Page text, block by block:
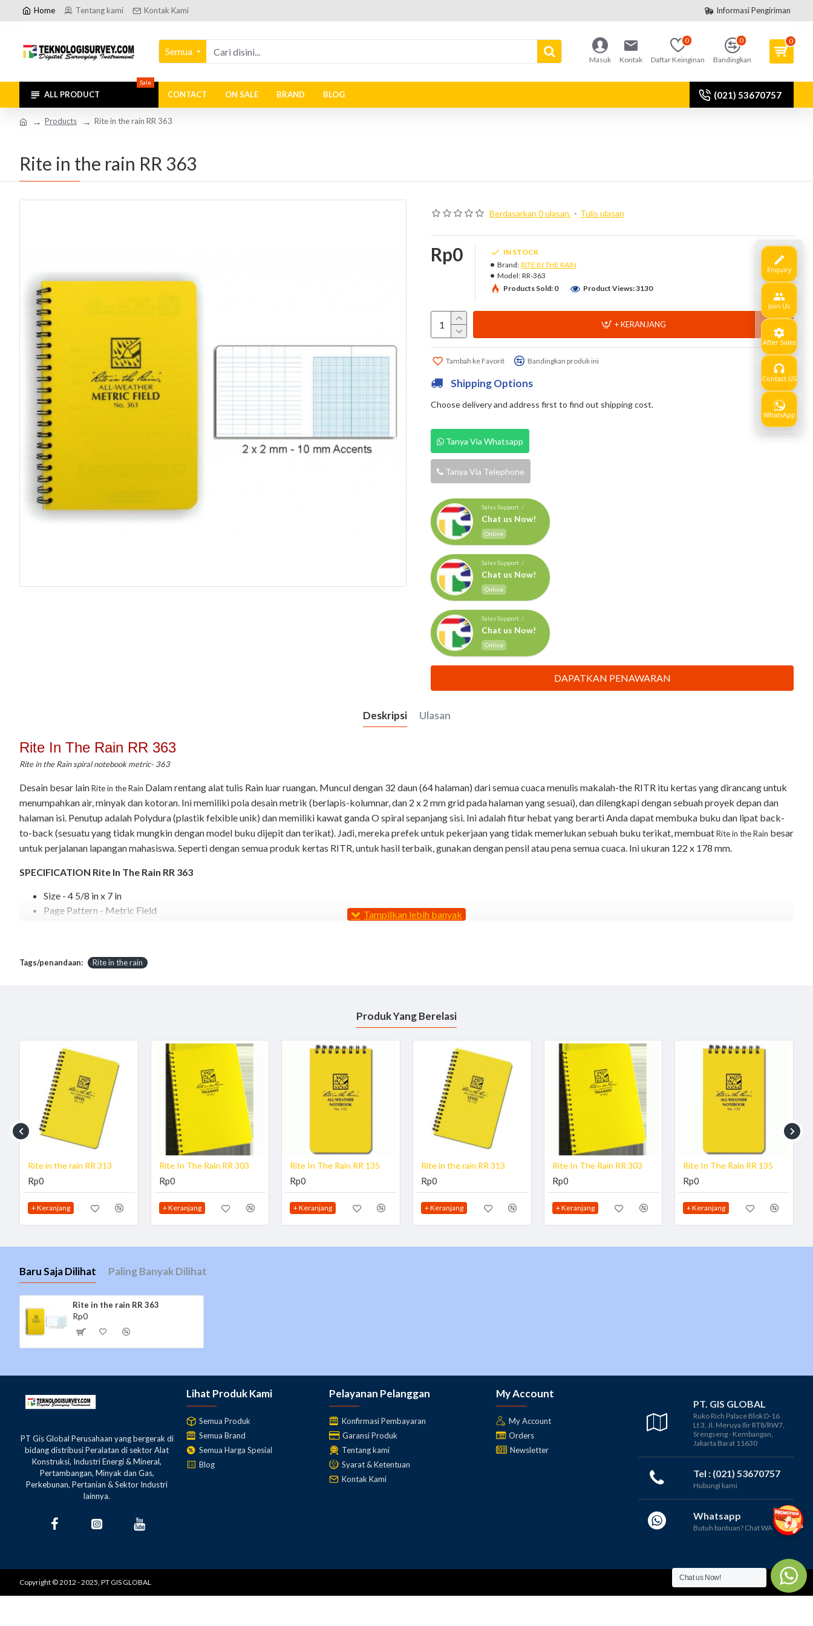
Home Tentang kami Kontak Kami Informasi Pengiriman
Semua
Masuk Kontak Daftar Keinginan
0
Bandingkan
0 0
ALL PRODUCT
Sale
CONTACT ON SALE BRAND BLOG (021) 53670757
Products Rite in the rain RR 363
Rite in the rain RR 363
Berdasarkan 0 ulasan. - Tulis ulasan
Rp0
IN STOCK
Brand: RITE IN THE RAIN
Model: RR-363
Products Sold: 0
Product Views: 3130
+ KERANJANG
Tambah ke Favorit Bandingkan produk ini
Shipping Options
Choose delivery and address first to find out shipping cost.
Show
Tanya Via Whatsapp
Tanya Via Telephone
Sales Support /
Chat us Now!
Online
Sales Support /
Chat us Now!
Online
Sales Support /
Chat us Now!
Online
DAPATKAN PENAWARAN
Deskripsi Ulasan
Rite In The Rain RR 363
Rite in the Rain spiral notebook metric- 363
Desain besar lainRite in the Rain Dalam rentang alat tulis Rain luar ruangan. Muncul dengan 32 daun (64 halaman) dari semua cuaca menulis makalah-the RITR itu kertas yang dirancang untuk
menumpahkan air, minyak dan kotoran. Ini memiliki pola desain metrik (berlapis-kolumnar, dan 2 x 2 mm grid pada halaman yang sesuai), dan dilengkapi dengan sebuah proyek depan dan
halaman isi. Penutup adalah Polydura (plastik felxible unik) dan memiliki kawat ganda O spiral sepanjang sisi. Ini adalah fitur hebat yang berarti Anda dapat membuka buku dan lipat back-
to-back (sesuatu yang tidak mungkin dengan model buku dijepit dan terikat). Jadi, mereka prefek untuk pekerjaan yang tidak memerlukan sebuah buku terikat, membuatRite in the Rain besar
untuk perjalanan lapangan mahasiswa. Seperti dengan semua produk kertas RITR, untuk hasil terbaik, gunakan dengan pensil atau pena semua cuaca. Ini ukuran 122 x 178 mm.
SPECIFICATION Rite In The Rain RR 363
Size - 4 5/8 in x 7 in
Page Pattern - Metric Field
Weight - 0.2 lbs
dan lengkapi Perlengkapan penelitian atau pekerjaan survey geologi anda denganBuku R
untuk Area Jakarta dan dapat dikirim keseluruh Indonesia, Jika membutuhkan penawaran harga hubungi sales kami Email
Rite In The Rain dipatenkan, bertanggung jawab terhadap lingkungan, kertas yang dapat di gunakan dalam semua cuaca menulis dalam keadaan hujan dan memungkinkan Anda untuk menulis di mana saja, dalam cuaca apapun. Kertas daur ulang
berbasis kayu 100% ini gudang air, kelembaban, kotoran dan debu dan segudang zat-zat lain yang memungkinkan Anda untuk terus menulis pada notepad
Tags/penandaan: Rite in the rain
Produk Yang Berelasi
Rite in the rain RR 313
Rp0
+ Keranjang
Rite In The Rain RR 303
Rp0
+ Keranjang
Rite In The Rain RR 135
Rp0
+ Keranjang
Rite in the rain RR 313
Rp0
+ Keranjang
Rite In The Rain RR 303
Rp0
+ Keranjang
Rite In The Rain RR 135
Rp0
+ Keranjang
Baru Saja Dilihat Paling Banyak Dilihat
Rite in the rain RR 363
Rp0
PT Gis Global Perusahaan yang bergerak di
bidang distribusi Peralatan di sektor Alat
Konstruksi, Industri Energi & Mineral,
Pertambangan, Minyak dan Gas,
Perkebunan, Pertanian & Sektor Industri
lainnya.
Lihat Produk Kami
Semua Produk
Semua Brand
Semua Harga Spesial
Blog
Pelayanan Pelanggan
Konfirmasi Pembayaran
Garansi Produk
Tentang kami
Syarat & Ketentuan
Kontak Kami
My Account
My Account
Orders
Newsletter
PT. GIS GLOBAL
Ruko Rich Palace Blok D-16
Lt 3, Jl. Meruya Ilir RT8/RW7,
Srengseng - Kembangan,
Jakarta Barat 11630
Tel : (021) 53670757
Hubungi kami
Whatsapp
Butuh bantuan? Chat WA
Copyright © 2012 - 2025, PT GIS GLOBAL
Chat us Now!
Enquiry
Join Us
After Sales
Contact US
WhatsApp